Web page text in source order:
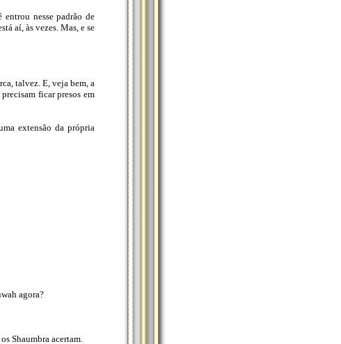
nesse padrão de
aí, às vezes. Mas, e se
talvez. E, veja bem, a
ficar presos em
extensão da própria
agora?
Shaumbra acertam.